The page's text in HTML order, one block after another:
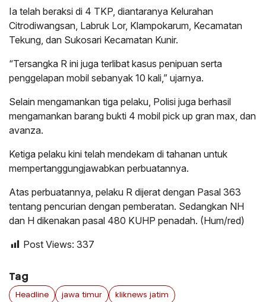
Ia telah beraksi di 4 TKP, diantaranya Kelurahan
Citrodiwangsan, Labruk Lor, Klampokarum, Kecamatan
Tekung, dan Sukosari Kecamatan Kunir.
“Tersangka R ini juga terlibat kasus penipuan serta
penggelapan mobil sebanyak 10 kali,” ujarnya.
Selain mengamankan tiga pelaku, Polisi juga berhasil
mengamankan barang bukti 4 mobil pick up gran max, dan
avanza.
Ketiga pelaku kini telah mendekam di tahanan untuk
mempertanggungjawabkan perbuatannya.
Atas perbuatannya, pelaku R dijerat dengan Pasal 363
tentang pencurian dengan pemberatan. Sedangkan NH
dan H dikenakan pasal 480 KUHP penadah. (Hum/red)
Post Views: 337
Tag
Headline jawa timur kliknews jatim